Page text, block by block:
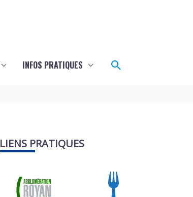
INFOS PRATIQUES Rechercher
LIENS PRATIQUES